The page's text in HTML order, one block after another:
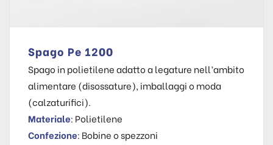
Spago Pe 1200
Spago in polietilene adatto a legature nell’ambito
alimentare (disossature), imballaggi o moda
(calzaturifici).
Materiale: Polietilene
Confezione: Bobine o spezzoni